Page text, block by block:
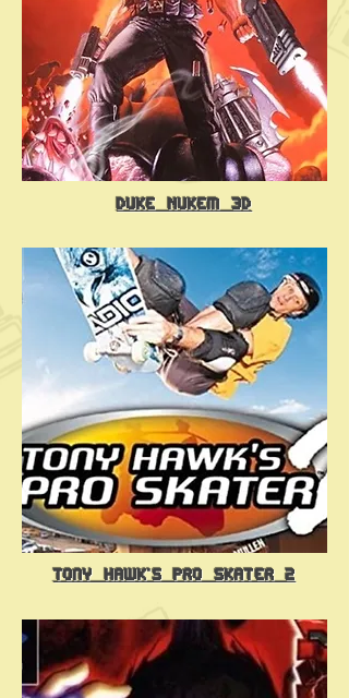
Duke Nukem 3D
Tony Hawk's Pro Skater 2